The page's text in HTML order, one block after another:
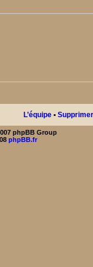
L’équipe •
phpBB Group
phpBB.fr